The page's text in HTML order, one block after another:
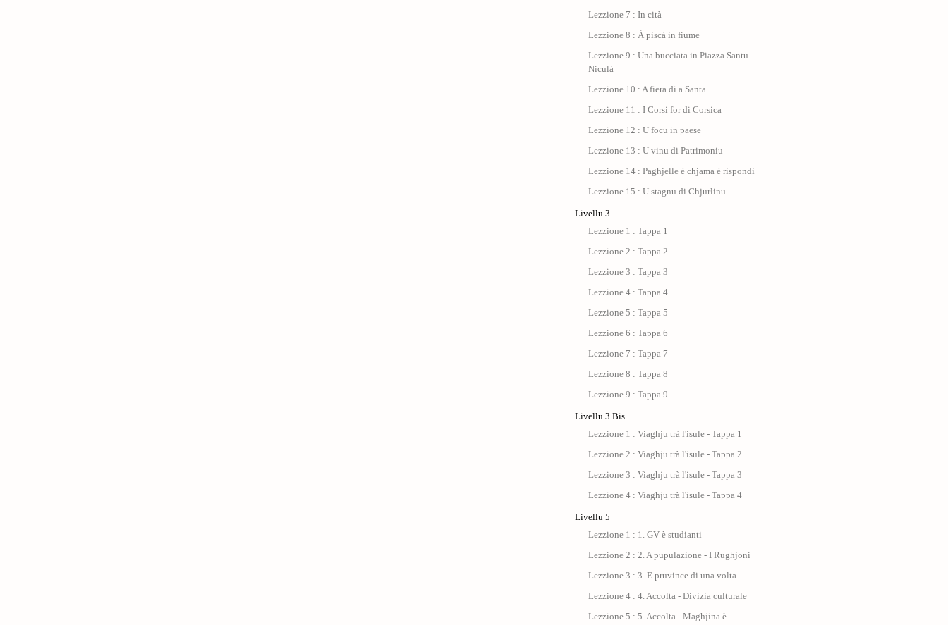
Lezzione 7 : In cità
Lezzione 8 : À piscà in fiume
Lezzione 9 : Una bucciata in Piazza Santu
Niculà
Lezzione 10 : A fiera di a Santa
Lezzione 11 : I Corsi for di Corsica
Lezzione 12 : U focu in paese
Lezzione 13 : U vinu di Patrimoniu
Lezzione 14 : Paghjelle è chjama è rispondi
Lezzione 15 : U stagnu di Chjurlinu
Livellu 3
Lezzione 1 : Tappa 1
Lezzione 2 : Tappa 2
Lezzione 3 : Tappa 3
Lezzione 4 : Tappa 4
Lezzione 5 : Tappa 5
Lezzione 6 : Tappa 6
Lezzione 7 : Tappa 7
Lezzione 8 : Tappa 8
Lezzione 9 : Tappa 9
Livellu 3 Bis
Lezzione 1 : Viaghju trà l'isule - Tappa 1
Lezzione 2 : Viaghju trà l'isule - Tappa 2
Lezzione 3 : Viaghju trà l'isule - Tappa 3
Lezzione 4 : Viaghju trà l'isule - Tappa 4
Livellu 5
Lezzione 1 : 1. GV è studianti
Lezzione 2 : 2. A pupulazione - I Rughjoni
Lezzione 3 : 3. E pruvince di una volta
Lezzione 4 : 4. Accolta - Divizia culturale
Lezzione 5 : 5. Accolta - Maghjina è